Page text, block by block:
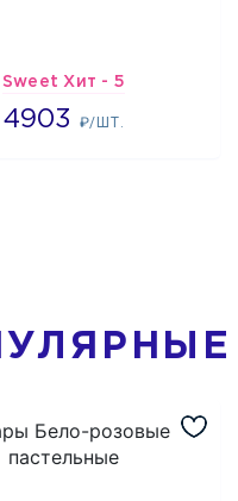
Sweet Хит - 5
4903 ₽/ШТ.
4903